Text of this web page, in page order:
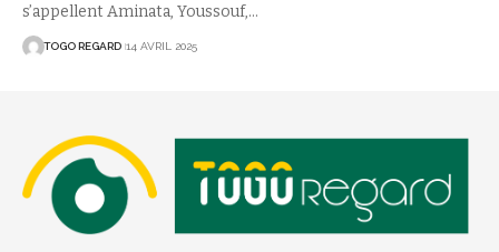
s’appellent Aminata, Youssouf,…
TOGO REGARD 14 AVRIL 2025